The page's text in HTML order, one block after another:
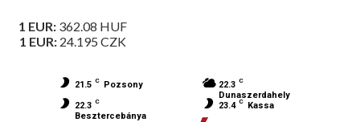
1 EUR: 362.08 HUF
1 EUR: 24.195 CZK
21.5 C Pozsony 22.3 C
Dunaszerdahely
22.3 C
Besztercebánya
23.4 C Kassa